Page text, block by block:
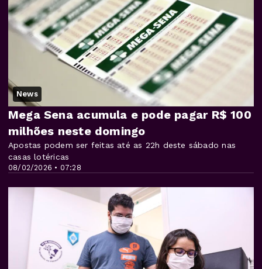
News
08/02/2026 • 07:28
Mega Sena acumula e pode pagar R$ 100
milhões neste domingo
Apostas podem ser feitas até as 22h deste sábado nas
casas lotéricas